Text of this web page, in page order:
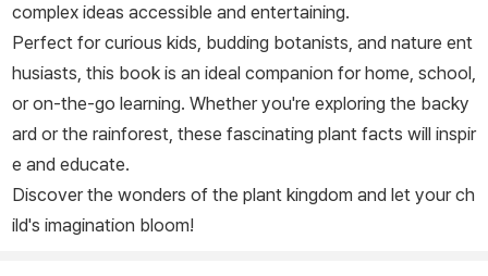
complex ideas accessible and entertaining.
Perfect for curious kids, budding botanists, and nature ent
husiasts, this book is an ideal companion for home, school,
or on-the-go learning. Whether you're exploring the backy
ard or the rainforest, these fascinating plant facts will inspir
e and educate.
Discover the wonders of the plant kingdom and let your ch
ild's imagination bloom!